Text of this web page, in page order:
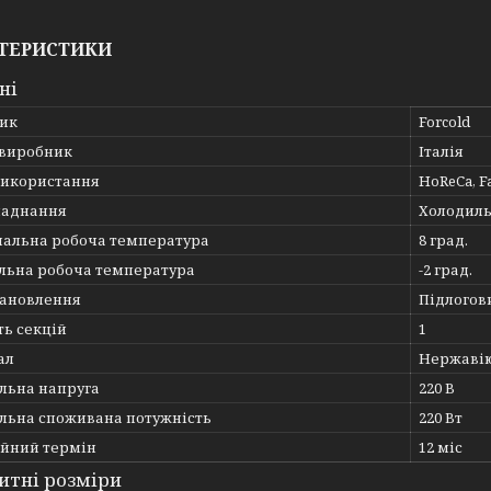
Forcold
Італія
HoReCa,
робоча температура
8 град.
робоча температура
-2 град.
секцій
1
напруга
220 В
споживана потужність
220 Вт
термін
12 міс
розміри